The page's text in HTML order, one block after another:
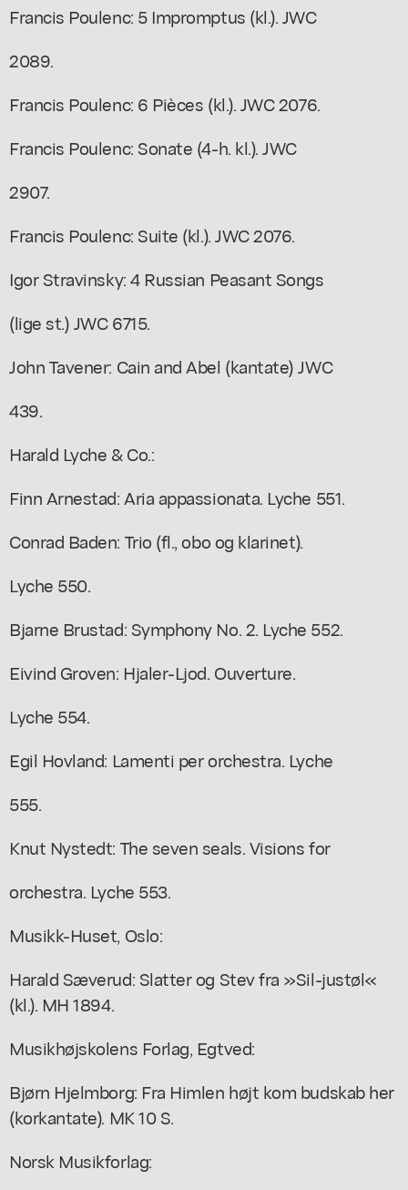
Francis Poulenc: 5 Impromptus (kl.). JWC
2089.
Francis Poulenc: 6 Pièces (kl.). JWC 2076.
Francis Poulenc: Sonate (4-h. kl.). JWC
2907.
Francis Poulenc: Suite (kl.). JWC 2076.
Igor Stravinsky: 4 Russian Peasant Songs
(lige st.) JWC 6715.
John Tavener: Cain and Abel (kantate) JWC
439.
Harald Lyche & Co.:
Finn Arnestad: Aria appassionata. Lyche 551.
Conrad Baden: Trio (fl., obo og klarinet).
Lyche 550.
Bjarne Brustad: Symphony No. 2. Lyche 552.
Eivind Groven: Hjaler-Ljod. Ouverture.
Lyche 554.
Egil Hovland: Lamenti per orchestra. Lyche
555.
Knut Nystedt: The seven seals. Visions for
orchestra. Lyche 553.
Musikk-Huset, Oslo:
Harald Sæverud: Slatter og Stev fra »Sil-justøl«
(kl.). MH 1894.
Musikhøjskolens Forlag, Egtved:
Bjørn Hjelmborg: Fra Himlen højt kom budskab her
(korkantate). MK 10 S.
Norsk Musikforlag: